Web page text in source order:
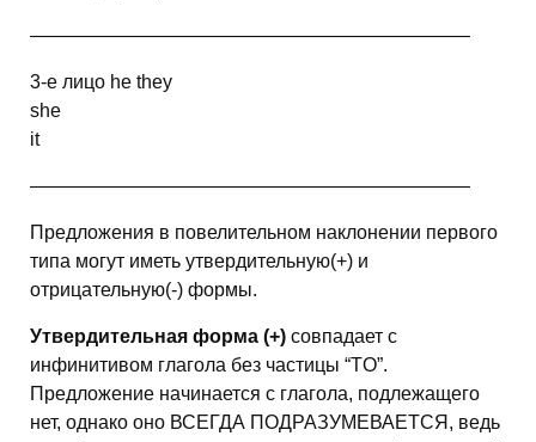
———————————————————————
3-е лицо he they
she
it
———————————————————————
Предложения в повелительном наклонении первого
типа могут иметь утвердительную(+) и
отрицательную(-) формы.
Утвердительная форма (+) совпадает с
инфинитивом глагола без частицы “TO”.
Предложение начинается с глагола, подлежащего
нет, однако оно ВСЕГДА ПОДРАЗУМЕВАЕТСЯ, ведь